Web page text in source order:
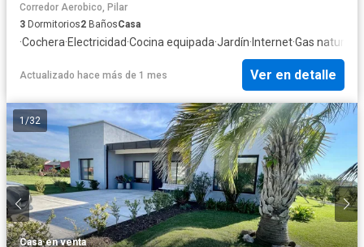
Corredor Aerobico, Pilar
3 Dormitorios2 BañosCasa
·Cochera·Electricidad·Cocina equipada·Jardín· Internet·Gas natural
Actualizado hace más de 1 mes Ver en detalle
1/32
Casa·en venta